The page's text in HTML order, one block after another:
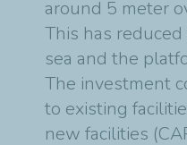
around 5 meter
This has
sea and the
The investment
to existing
new facilities